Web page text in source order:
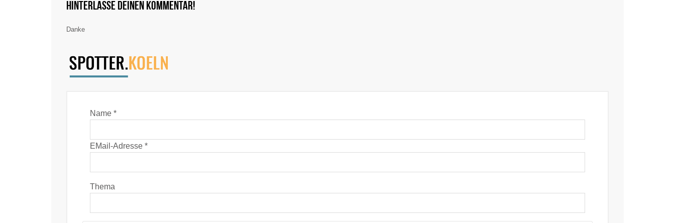
Hinterlasse deinen Kommentar!
Danke
Name *
EMail-Adresse *
Thema